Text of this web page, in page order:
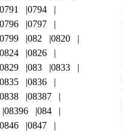
0791
0794
0796
0797
0799 082
0820
0824
0826
0829 083
0833
0835
0836
0838
08387
08396
084
0846
0847